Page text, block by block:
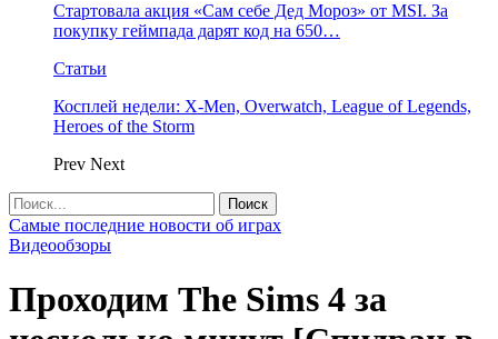
Стартовала акция «Сам себе Дед Мороз» от MSI. За
покупку геймпада дарят код на 650…
Статьи
Косплей недели: X-Men, Overwatch, League of Legends,
Heroes of the Storm
Prev Next
Самые последние новости об играх
Видеообзоры
Проходим The Sims 4 за